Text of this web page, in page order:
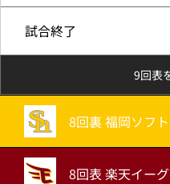
試合終了
9回表
8回裏 福岡ソフ
8回表 楽天イー